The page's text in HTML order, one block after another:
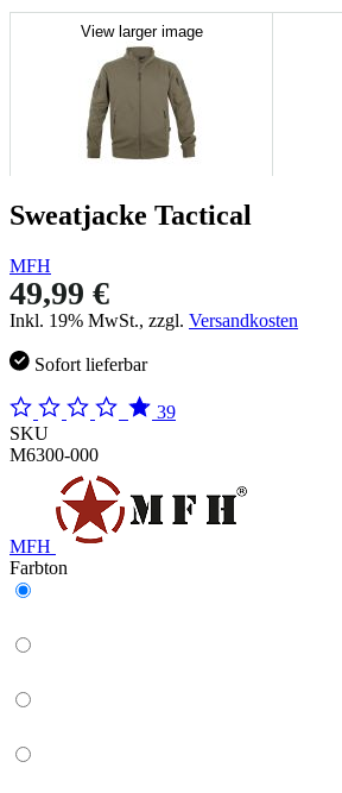
View larger image
Sweatjacke Tactical
MFH
49,99 €
Inkl. 19% MwSt., zzgl. Versandkosten
Sofort lieferbar
39
SKU
M6300-000
MFH
Farbton